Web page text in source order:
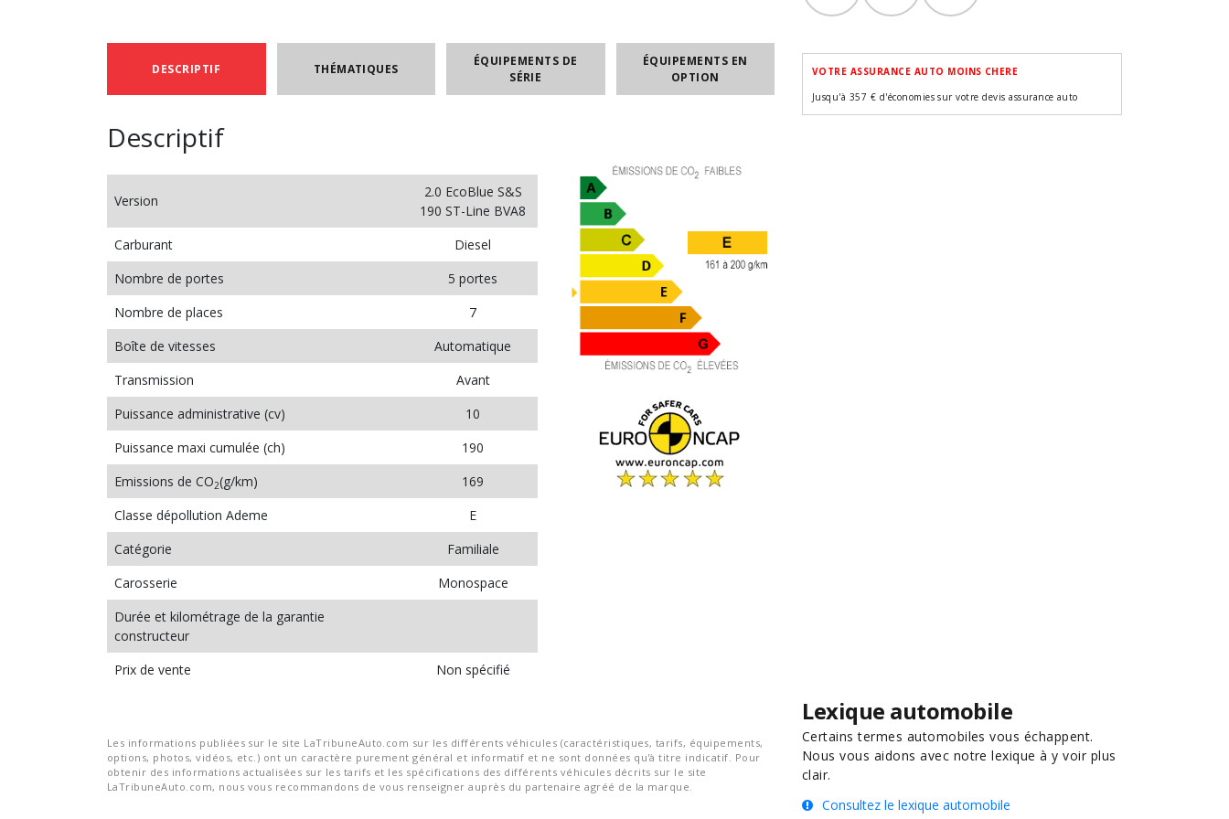
DESCRIPTIF THÉMATIQUES
ÉQUIPEMENTS DE
SÉRIE
ÉQUIPEMENTS EN
OPTION
Descriptif
Version
2.0 EcoBlue S&S
190 ST-Line BVA8
Carburant
Diesel
Nombre de portes
5 portes
Nombre de places
7
Boîte de vitesses
Automatique
Transmission
Avant
Puissance administrative (cv)
10
Puissance maxi cumulée (ch)
190
Emissions de CO2(g/km)
169
Classe dépollution Ademe
E
Catégorie
Familiale
Carosserie
Monospace
Durée et kilométrage de la garantie
constructeur
Prix de vente
Non spécifié
Les informations publiées sur le site LaTribuneAuto.com sur les différents véhicules (caractéristiques, tarifs, équipements,
options, photos, vidéos, etc.) ont un caractère purement général et informatif et ne sont données qu'à titre indicatif. Pour
obtenir des informations actualisées sur les tarifs et les spécifications des différents véhicules décrits sur le site
LaTribuneAuto.com, nous vous recommandons de vous renseigner auprès du partenaire agréé de la marque.
VOTRE ASSURANCE AUTO MOINS CHERE
Jusqu'à 357 € d'économies sur votre devis assurance auto
Lexique automobile
Certains termes automobiles vous échappent.
Nous vous aidons avec notre lexique à y voir plus
clair.
Consultez le lexique automobile